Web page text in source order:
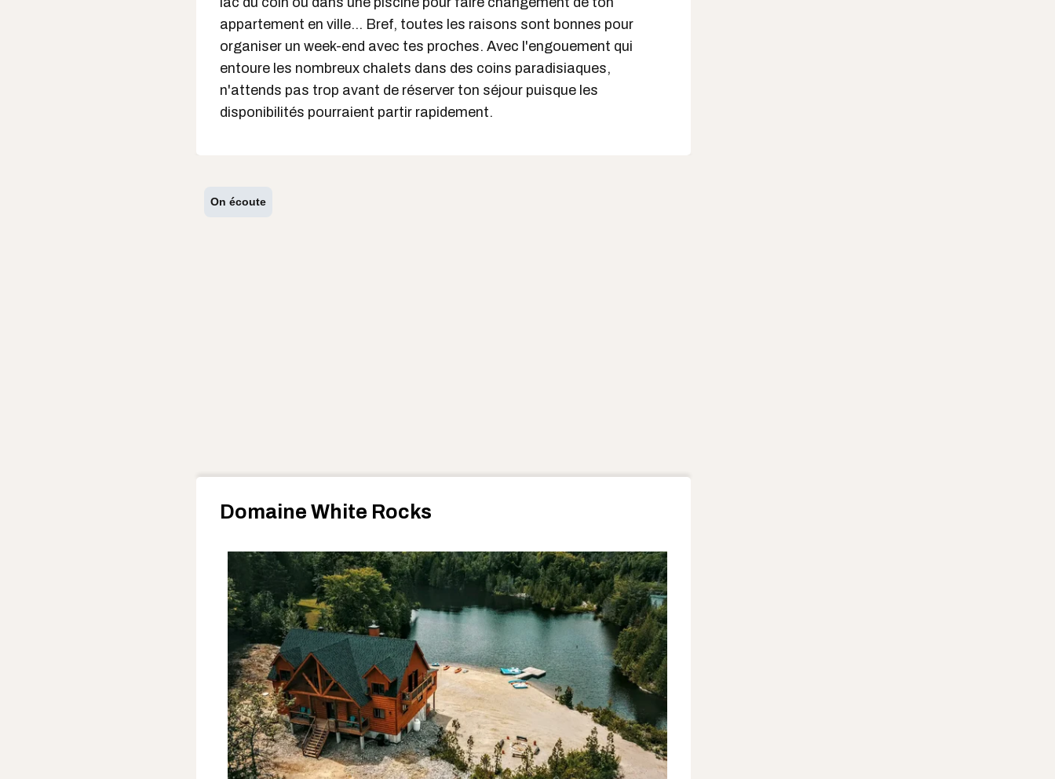
appartement en ville... Bref, toutes les raisons sont bonnes pour
organiser un week-end avec tes proches. Avec l'engouement qui
entoure les nombreux chalets dans des coins paradisiaques,
n'attends pas trop avant de réserver ton séjour puisque les
disponibilités pourraient partir rapidement.
On écoute
Domaine White Rocks